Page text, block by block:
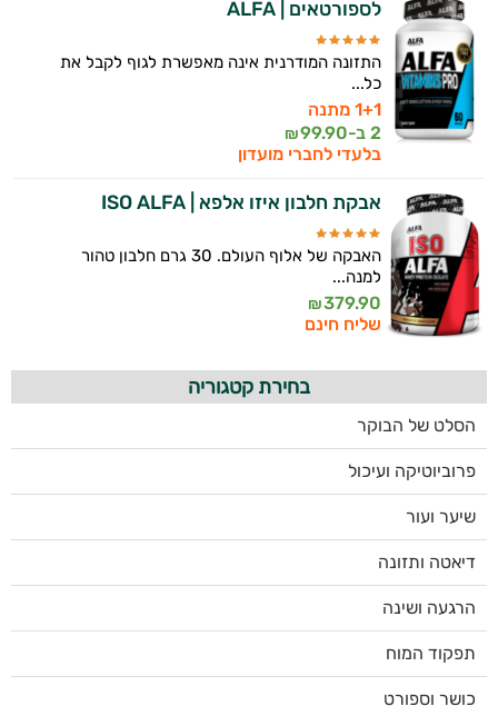
לספורטאים | ALFA
התזונה המודרנית אינה מאפשרת לגוף לקבל את
כל...
1+1 מתנה
2 ב-
99.90
₪
בלעדי לחברי מועדון
אבקת חלבון איזו אלפא | ISO ALFA
האבקה של אלוף העולם. 30 גרם חלבון טהור
למנה...
379.90
₪
שליח חינם
בחירת קטגוריה
הסלט של הבוקר
פרוביוטיקה ועיכול
שיער ועור
דיאטה ותזונה
הרגעה ושינה
תפקוד המוח
כושר וספורט